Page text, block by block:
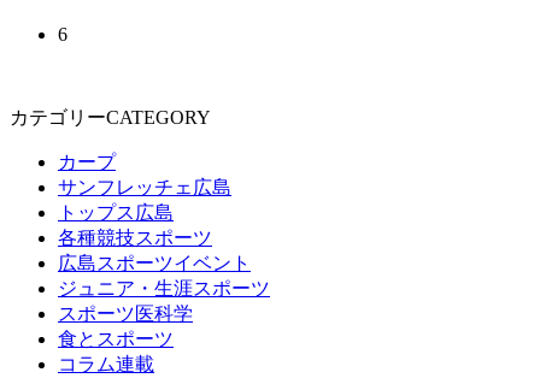
6
カテゴリーCATEGORY
カープ
サンフレッチェ広島
トップス広島
各種競技スポーツ
広島スポーツイベント
ジュニア・生涯スポーツ
スポーツ医科学
食とスポーツ
コラム連載